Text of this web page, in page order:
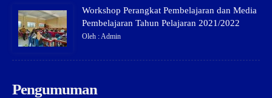
Workshop Perangkat Pembelajaran dan Media
Pembelajaran Tahun Pelajaran 2021/2022
Oleh : Admin
Pengumuman